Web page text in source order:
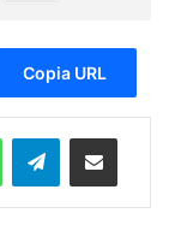
Copia URL
WhatsAppTelegramCompartilhar via e-mail